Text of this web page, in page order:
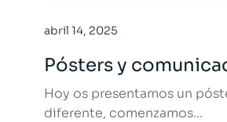
abril 14, 2025
Pósters y
Hoy os presentamos un
diferente, comenzamos...